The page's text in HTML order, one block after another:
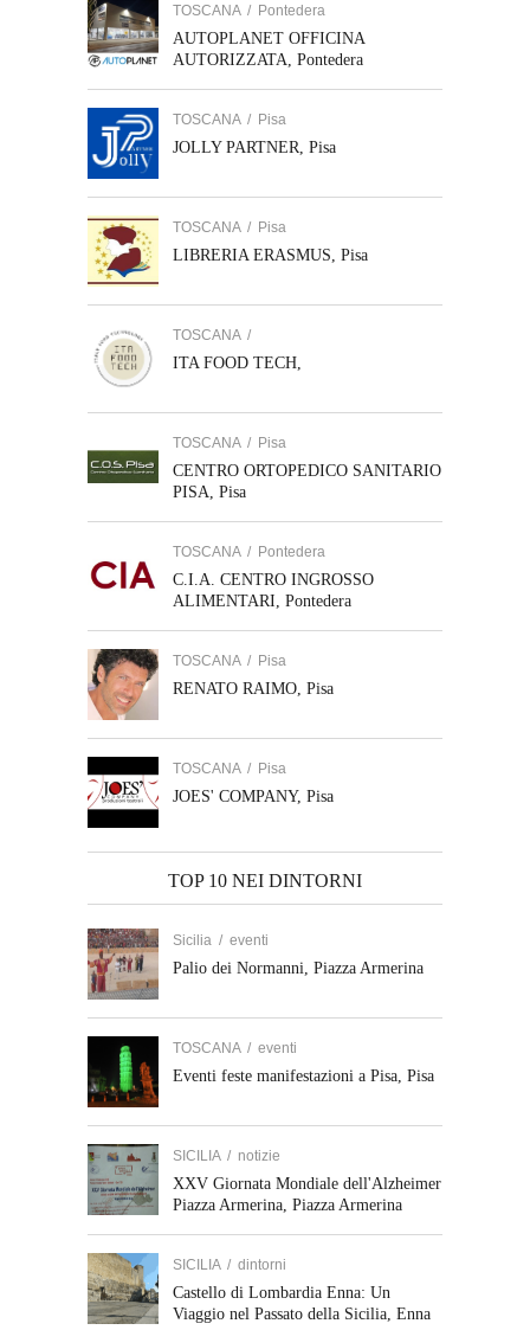
TOSCANA / Pontedera
AUTOPLANET OFFICINA
AUTORIZZATA, Pontedera
TOSCANA / Pisa
JOLLY PARTNER, Pisa
TOSCANA / Pisa
LIBRERIA ERASMUS, Pisa
TOSCANA /
ITA FOOD TECH,
TOSCANA / Pisa
CENTRO ORTOPEDICO SANITARIO
PISA, Pisa
TOSCANA / Pontedera
C.I.A. CENTRO INGROSSO
ALIMENTARI, Pontedera
TOSCANA / Pisa
RENATO RAIMO, Pisa
TOSCANA / Pisa
JOES' COMPANY, Pisa
TOP 10 NEI DINTORNI
Sicilia / eventi
Palio dei Normanni, Piazza Armerina
TOSCANA / eventi
Eventi feste manifestazioni a Pisa, Pisa
SICILIA / notizie
XXV Giornata Mondiale dell'Alzheimer
Piazza Armerina, Piazza Armerina
SICILIA / dintorni
Castello di Lombardia Enna: Un
Viaggio nel Passato della Sicilia, Enna